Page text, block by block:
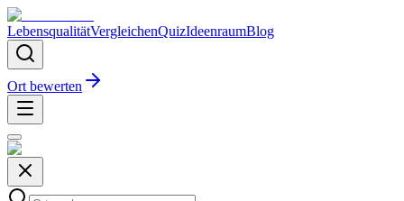
LebensqualitätVergleichenQuizIdeenraumBlog
Ort bewerten